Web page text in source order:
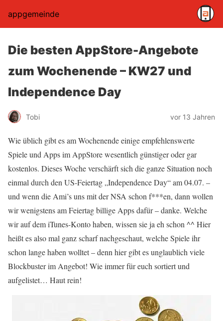
appgemeinde
Die besten AppStore-Angebote
zum Wochenende – KW27 und
Independence Day
Tobi vor 13 Jahren
Wie üblich gibt es am Wochenende einige empfehlenswerte
Spiele und Apps im AppStore wesentlich günstiger oder gar
kostenlos. Dieses Woche verschärft sich die ganze Situation noch
einmal durch den US-Feiertag „Independence Day“ am 04.07. –
und wenn die Ami’s uns mit der NSA schon f***en, dann wollen
wir wenigstens am Feiertag billige Apps dafür – danke. Welche
wir auf dem iTunes-Konto haben, wissen sie ja eh schon ^^ Hier
heißt es also mal ganz scharf nachgeschaut, welche Spiele ihr
schon lange haben wolltet – denn hier gibt es unglaublich viele
Blockbuster im Angebot! Wie immer für euch sortiert und
aufgelistet… Haut rein!